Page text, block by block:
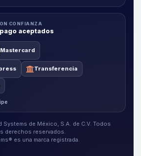
CONFIANZA
aceptados
Mastercard
Transferencia
de México, S.A. de C.V. Todos
derechos reservados.
es una marca registrada.